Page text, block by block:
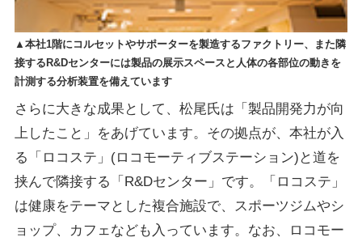
▲本社1階にコルセットやサポーターを製造するファクトリー、また隣
接するR&Dセンターには製品の展示スペースと人体の各部位の動きを
計測する分析装置を備えています
さらに大きな成果として、松尾氏は「製品開発力が向
上したこと」をあげています。その拠点が、本社が入
る「ロコステ」(ロコモーティブステーション)と道を
挟んで隣接する「R&Dセンター」です。「ロコステ」
は健康をテーマとした複合施設で、スポーツジムやシ
ョップ、カフェなども入っています。なお、ロコモー